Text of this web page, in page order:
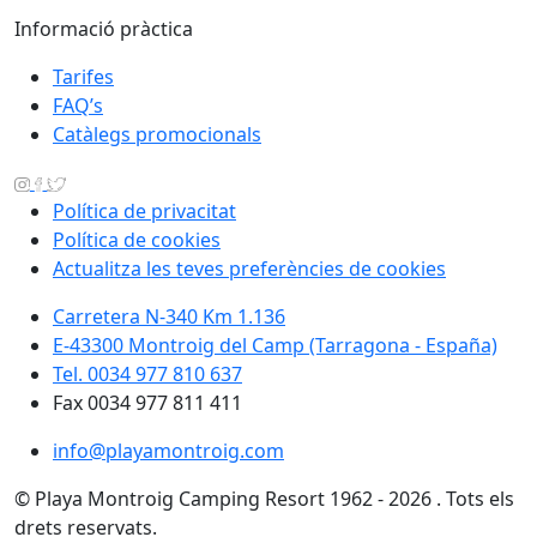
Informació pràctica
Tarifes
FAQ’s
Catàlegs promocionals
Política de privacitat
Política de cookies
Actualitza les teves preferències de cookies
Carretera N-340 Km 1.136
E-43300 Montroig del Camp (Tarragona - España)
Tel. 0034 977 810 637
Fax 0034 977 811 411
info@playamontroig.com
© Playa Montroig Camping Resort 1962 - 2026 . Tots els
drets reservats.